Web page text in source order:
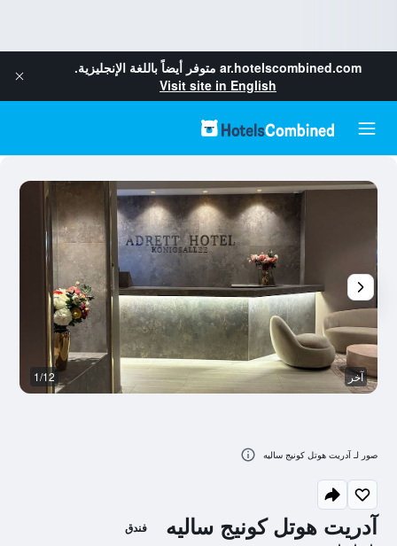
ar.hotelscombined.com متوفر أيضاً باللغة الإنجليزية.
Visit site in English
آدريت هوتل كونيج ساليه فندق
آخر 1/12
صور لـ آدريت هوتل كونيج ساليه